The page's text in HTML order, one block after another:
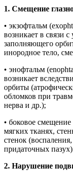
1. Смещение
• экзофтальм
возникает в связи
заполняющего
инородное тело,
• энофтальм
возникает
орбиты
обломков при
нерва и др.);
• боковое
мягких тканях,
стенок
придаточных
2. Нарушение